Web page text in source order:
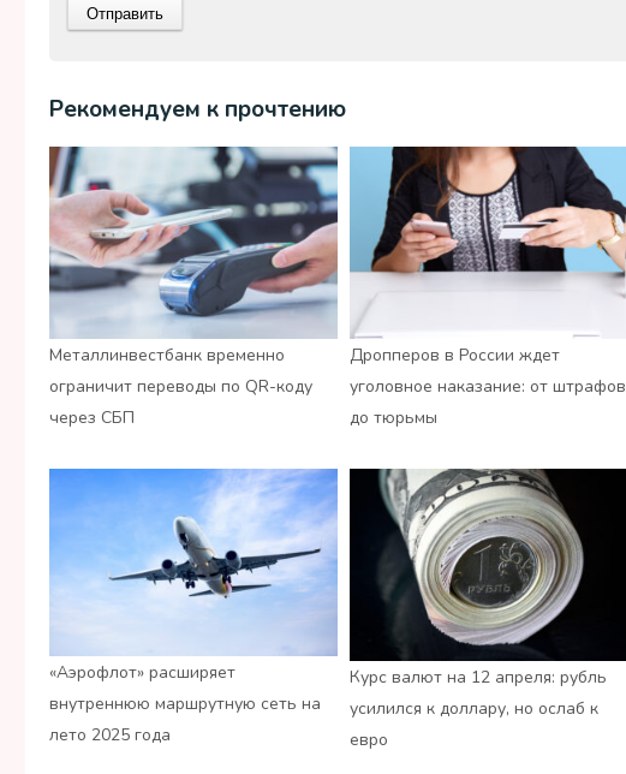
Рекомендуем к прочтению
Металлинвестбанк временно
ограничит переводы по QR-коду
через СБП
Дропперов в России ждет
уголовное наказание: от штрафов
до тюрьмы
«Аэрофлот» расширяет
внутреннюю маршрутную сеть на
лето 2025 года
Курс валют на 12 апреля: рубль
усилился к доллару, но ослаб к
евро